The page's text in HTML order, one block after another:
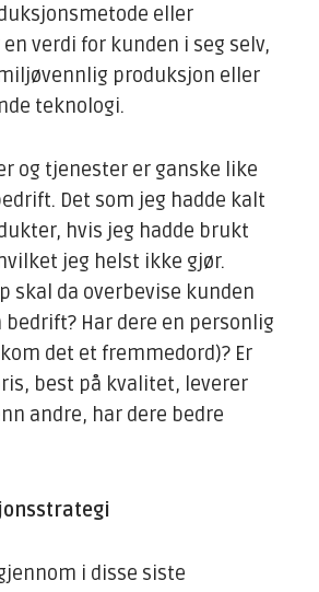
eller
verdi for kunden i seg selv,
produksjon eller
teknologi.
og tjenester er ganske like
Det som jeg hadde kalt
hvis jeg hadde brukt
jeg helst ikke gjør.
skal da overbevise kunden
bedrift? Har dere en personlig
det et fremmedord)? Er
best på kvalitet, leverer
andre, har dere bedre
i disse siste